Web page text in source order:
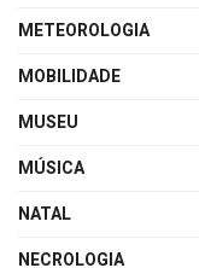
METEOROLOGIA
MOBILIDADE
MUSEU
MÚSICA
NATAL
NECROLOGIA